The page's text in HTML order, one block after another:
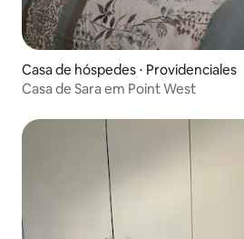
Casa de hóspedes ⋅ Providenciales
Casa de Sara em Point West